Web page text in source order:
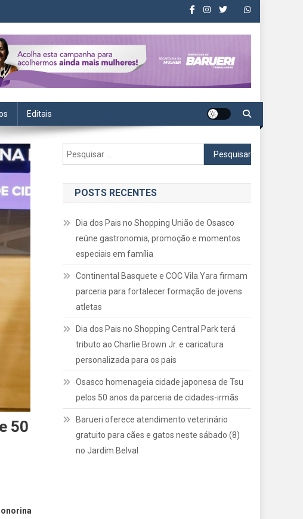
Editais
50
Pesquisar
por:
POSTS RECENTES
Dia dos Pais no Shopping União de Osasco
reúne gastronomia, promoção e momentos
especiais em família
Continental Basquete e COC Vila Yara firmam
parceria para fortalecer formação de jovens
atletas
Dia dos Pais no Shopping Central Park terá
tributo ao Charlie Brown Jr. e caricatura
personalizada para os pais
Osasco homenageia cidade japonesa de Tsu
pelos 50 anos da parceria de cidades-irmãs
Barueri oferece atendimento veterinário
gratuito para cães e gatos neste sábado (8)
no Jardim Belval